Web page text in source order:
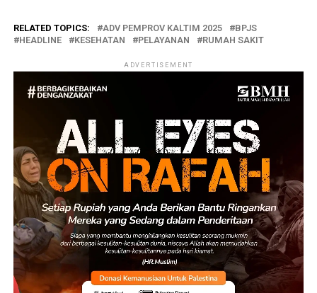
RELATED TOPICS: ADV PEMPROV KALTIM 2025
BPJS
HEADLINE
KESEHATAN PELAYANAN RUMAH SAKIT
ADVERTISEMENT